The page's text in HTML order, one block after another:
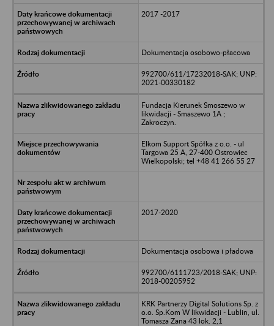
2017 -2017
Dokumentacja osobowo-płacowa
992700/611/17232018-SAK; UNP:
2021-00330182
Fundacja Kierunek Smoszewo w
likwidacji - Smaszewo 1A ;
Zakroczyn.
Elkom Support Spółka z o.o. - ul
Targowa 25 A, 27-400 Ostrowiec
Wielkopolski; tel +48 41 266 55 27
2017-2020
Dokumentacja osobowa i pładowa
992700/6111723/2018-SAK; UNP:
2018-00205952
KRK Partnerzy Digital Solutions Sp. z
o.o. Sp.Kom W likwidacji - Lublin, ul.
Tomasza Zana 43 lok. 2,1